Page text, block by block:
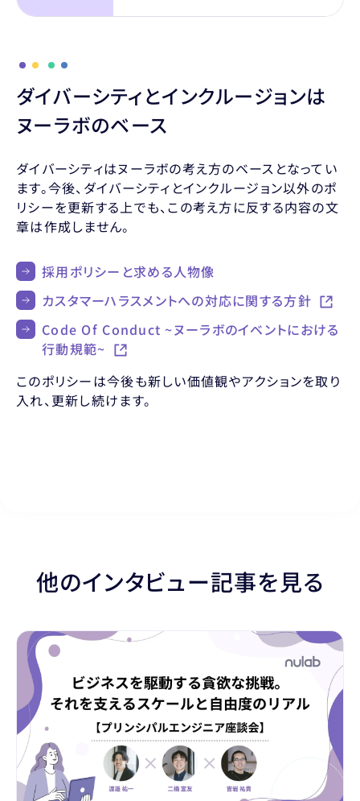
ダイバーシティとインクルージョンは
ヌーラボのベース
ダイバーシティはヌーラボの考え方のベースとなってい
ます。今後、ダイバーシティとインクルージョン以外のポ
リシーを更新する上でも、この考え方に反する内容の文
章は作成しません。
採用ポリシーと求める人物像
カスタマーハラスメントへの対応に関する方針
Code Of Conduct ~ヌーラボのイベントにおける
行動規範~
このポリシーは今後も新しい価値観やアクションを取り
入れ、更新し続けます。
他のインタビュー記事を見る